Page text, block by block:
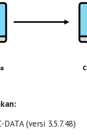
DATA (versi 3.5.7.48)